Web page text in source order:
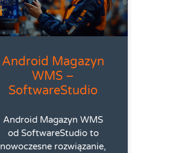
Android Magazyn
WMS –
SoftwareStudio
Android Magazyn WMS
od SoftwareStudio to
nowoczesne rozwiązanie,